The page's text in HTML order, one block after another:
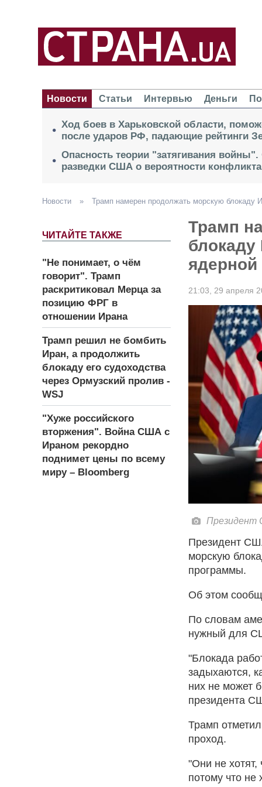
Новости Статьи Интервью Деньги
Ход боев в Харьковской области,
после ударов РФ, падающие рейтинги
Опасность теории "затягивания
разведки США о вероятности
Новости » Трамп намерен продолжать морскую блокаду
ЧИТАЙТЕ ТАКЖЕ
"Не понимает, о чём
говорит". Трамп
раскритиковал Мерца за
позицию ФРГ в
отношении Ирана
Трамп решил не бомбить
Иран, а продолжить
блокаду его судоходства
через Ормузский пролив -
WSJ
"Хуже российского
вторжения". Война США с
Ираном рекордно
поднимет цены по всему
миру – Bloomberg
Трамп
блокаду
21:03, 29 апреля
Президент
Президент
морскую
программы.
Об этом
По словам
нужный для
"Блокада
задыхаются,
них не может
президента
Трамп
проход.
"Они не
потому что не